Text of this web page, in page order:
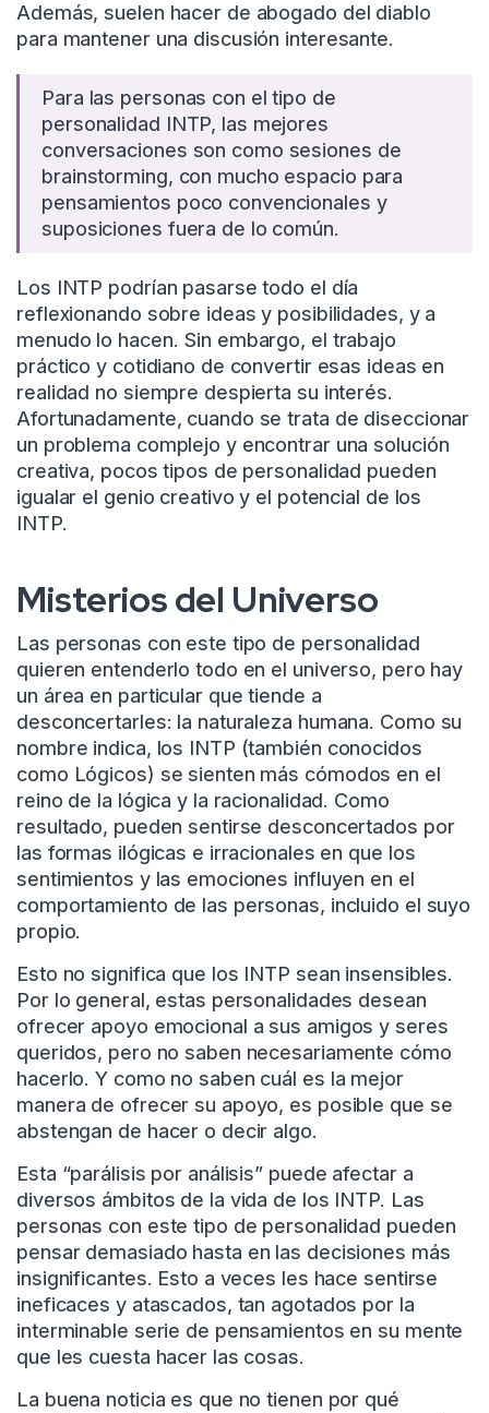
Además, suelen hacer de abogado del diablo
para mantener una discusión interesante.
Para las personas con el tipo de
personalidad INTP, las mejores
conversaciones son como sesiones de
brainstorming, con mucho espacio para
pensamientos poco convencionales y
suposiciones fuera de lo común.
Los INTP podrían pasarse todo el día
reflexionando sobre ideas y posibilidades, y a
menudo lo hacen. Sin embargo, el trabajo
práctico y cotidiano de convertir esas ideas en
realidad no siempre despierta su interés.
Afortunadamente, cuando se trata de diseccionar
un problema complejo y encontrar una solución
creativa, pocos tipos de personalidad pueden
igualar el genio creativo y el potencial de los
INTP.
Misterios del Universo
Las personas con este tipo de personalidad
quieren entenderlo todo en el universo, pero hay
un área en particular que tiende a
desconcertarles: la naturaleza humana. Como su
nombre indica, los INTP (también conocidos
como Lógicos) se sienten más cómodos en el
reino de la lógica y la racionalidad. Como
resultado, pueden sentirse desconcertados por
las formas ilógicas e irracionales en que los
sentimientos y las emociones influyen en el
comportamiento de las personas, incluido el suyo
propio.
Esto no significa que los INTP sean insensibles.
Por lo general, estas personalidades desean
ofrecer apoyo emocional a sus amigos y seres
queridos, pero no saben necesariamente cómo
hacerlo. Y como no saben cuál es la mejor
manera de ofrecer su apoyo, es posible que se
abstengan de hacer o decir algo.
Esta “parálisis por análisis” puede afectar a
diversos ámbitos de la vida de los INTP. Las
personas con este tipo de personalidad pueden
pensar demasiado hasta en las decisiones más
insignificantes. Esto a veces les hace sentirse
ineficaces y atascados, tan agotados por la
interminable serie de pensamientos en su mente
que les cuesta hacer las cosas.
La buena noticia es que no tienen por qué